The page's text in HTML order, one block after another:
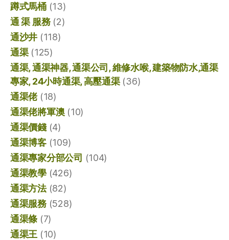
蹲式馬桶(13)
通 渠 服務(2)
通沙井 (118)
通渠(125)
通渠, 通渠神器, 通渠公司, 維修水喉, 建築物防水,通渠
專家, 24小時通渠, 高壓通渠(36)
通渠佬(18)
通渠佬將軍澳(10)
通渠價錢(4)
通渠博客(109)
通渠專家分部公司 (104)
通渠教學(426)
通渠方法(82)
通渠服務(528)
通渠條 (7)
通渠王 (10)